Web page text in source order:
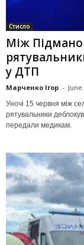
Стисло
Між
у ДТП
Марченко Ігор - June
Уночі 15 червня між
рятувальники
передали медикам.